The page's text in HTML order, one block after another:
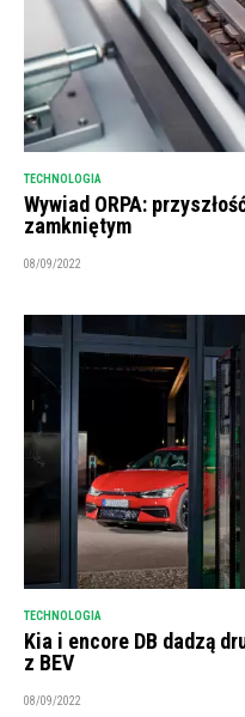
TECHNOLOGIA
Wywiad ORPA:
zamkniętym
08/09/2022
TECHNOLOGIA
Kia i encore DB dadzą
z BEV
08/09/2022